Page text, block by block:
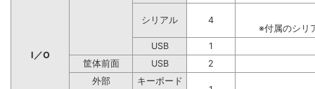
I／O
シリアル
4
※付属のシリ
USB
1
筐体前面
USB
2
外部
キーボード